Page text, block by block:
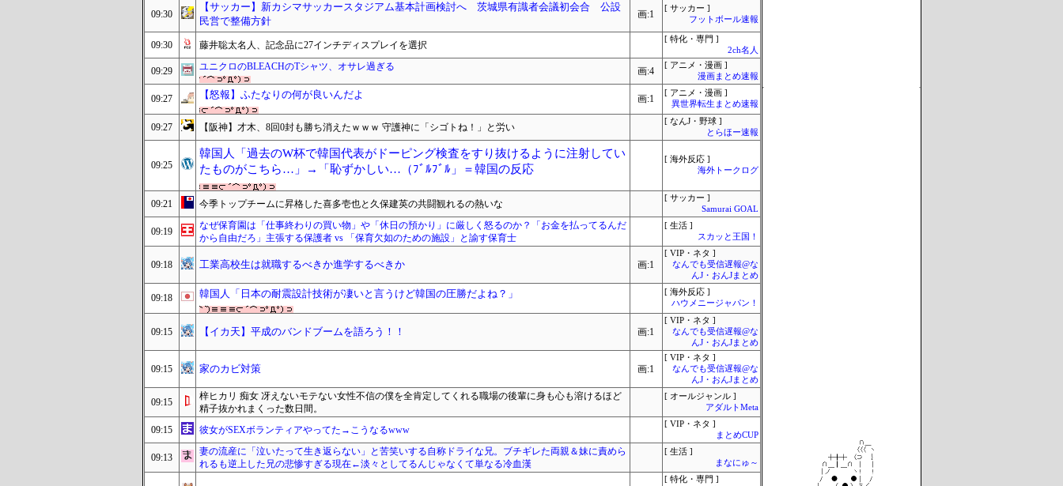
09:30
【サッカー】新カシマサッカースタジアム基本計画検討へ 茨城県有識者会議初会合 公設
民営で整備方針
画:1
[ サッカー ]
フットボール速報
09:30 藤井聡太名人、記念品に27インチディスプレイを選択
[ 特化・専門 ]
2ch名人
09:29 ユニクロのBLEACHのTシャツ、オサレ過ぎる 画:4
[ アニメ・漫画 ]
漫画まとめ速報
09:27 【怒報】ふたなりの何が良いんだよ 画:1
[ アニメ・漫画 ]
異世界転生まとめ速報
09:27 【阪神】才木、8回0封も勝ち消えたｗｗｗ 守護神に「シゴトね！」と労い
[ なんJ・野球 ]
とらほー速報
09:25
韓国人「過去のW杯で韓国代表がドーピング検査をすり抜けるように注射してい
たものがこちら…」→「恥ずかしい…（ﾌﾞﾙﾌﾞﾙ」＝韓国の反応
[ 海外反応 ]
海外トークログ
09:21 今季トップチームに昇格した喜多壱也と久保建英の共闘観れるの熱いな
[ サッカー ]
Samurai GOAL
09:19
なぜ保育園は「仕事終わりの買い物」や「休日の預かり」に厳しく怒るのか？「お金を払ってるんだ
から自由だろ」主張する保護者 vs 「保育欠如のための施設」と諭す保育士
[ 生活 ]
スカッと王国！
09:18 工業高校生は就職するべきか進学するべきか 画:1
[ VIP・ネタ ]
なんでも受信遅報@な
んJ・おんJまとめ
09:18 韓国人「日本の耐震設計技術が凄いと言うけど韓国の圧勝だよね？」
[ 海外反応 ]
ハウメニージャパン！
09:15 【イカ天】平成のバンドブームを語ろう！！ 画:1
[ VIP・ネタ ]
なんでも受信遅報@な
んJ・おんJまとめ
09:15 家のカビ対策 画:1
[ VIP・ネタ ]
なんでも受信遅報@な
んJ・おんJまとめ
09:15
梓ヒカリ 痴女 冴えないモテない女性不信の僕を全肯定してくれる職場の後輩に身も心も溶けるほど
精子抜かれまくった数日間。
[ オールジャンル ]
アダルトMeta
09:15 彼女がSEXボランティアやってた→こうなるwww
[ VIP・ネタ ]
まとめCUP
09:13
妻の流産に「泣いたって生き返らない」と苦笑いする自称ドライな兄。ブチギレた両親＆妹に責めら
れるも逆上した兄の悲惨すぎる現在←淡々としてるんじゃなくて単なる冷血漢
[ 生活 ]
まなにゅ～
[ 特化・専門 ]